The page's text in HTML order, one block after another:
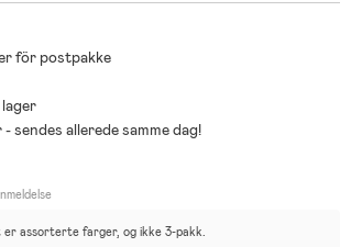
för postpakke
sendes allerede samme dag!
assorterte farger, og ikke 3-pakk.